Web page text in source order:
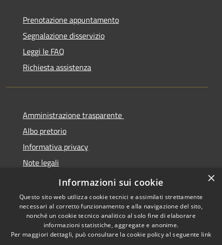
Prenotazione appuntamento
Segnalazione disservizio
Leggi le FAQ
Richiesta assistenza
Amministrazione trasparente
Albo pretorio
Informativa privacy
Note legali
Dichiarazione di accessibilità
Accessibilità
Copyright © 2026 • Comune di
Cermenate • Powered by
×
Informazioni sui cookie
Questo sito web utilizza cookie tecnici e assimilati strettamente
necessari al corretto funzionamento e alla navigazione del sito,
nonché un cookie tecnico analitico al solo fine di elaborare
informazioni statistiche, aggregate e anonime.
Per maggiori dettagli, può consultare la cookie policy al seguente link